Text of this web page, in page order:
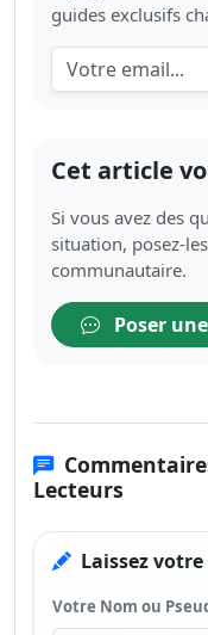
guides exclusifs
Cet article
Si vous avez des
situation, posez-
communautaire.
Poser
Lecteurs
Laissez
Votre Nom ou